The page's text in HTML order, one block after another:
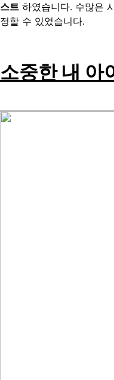
스트 하였습니다. 수많은
정할 수 있었습니다.
소중한 내 아